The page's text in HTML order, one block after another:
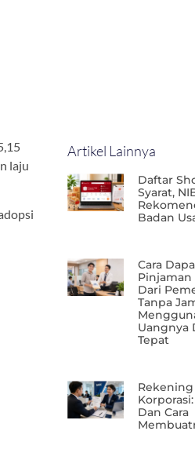
laju
Artikel Lainnya
Daftar
Syarat,
Badan
Cara
Pinjaman
Dari
Tanpa
Uangnya
Tepat
Dan Cara